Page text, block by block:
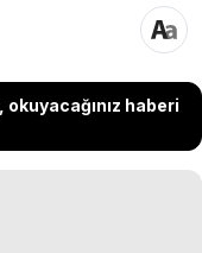
okuyacağınız haberi